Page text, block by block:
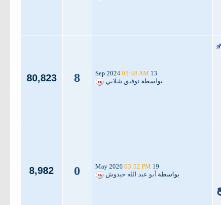
13 Sep 2024
05:48 AM
بواسطة توفيق شلابي 8
80,823
19 May 2026
03:52 PM
بواسطة أبو عبد الله حيدوش 0
8,982